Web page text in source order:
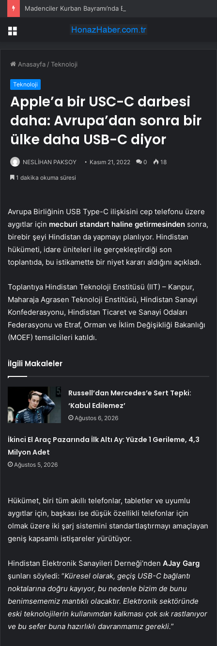
Madenciler Kurban Bayramı’nda Buluştu
Menü
Anasayfa /Teknoloji
Teknoloji
Apple’a bir USC-C darbesi
daha: Avrupa’dan sonra bir
ülke daha USB-C diyor
NESLİHAN PAKSOY Kasım 21, 2022 0 18
1 dakika okuma süresi
Avrupa Birliğinin USB Type-C ilişkisini cep telefonu üzere
aygıtlar için mecburi standart haline getirmesinden sonra,
birebir şeyi Hindistan da yapmayı planlıyor. Hindistan
hükümeti, idare üniteleri ile gerçekleştirdiği son
toplantıda, bu istikamette bir niyet kararı aldığını açıkladı.
Toplantıya Hindistan Teknoloji Enstitüsü (IIT) – Kanpur,
Maharaja Agrasen Teknoloji Enstitüsü, Hindistan Sanayi
Konfederasyonu, Hindistan Ticaret ve Sanayi Odaları
Federasyonu ve Etraf, Orman ve İklim Değişikliği Bakanlığı
(MOEF) temsilcileri katıldı.
İlgili Makaleler
Russell’dan Mercedes’e Sert Tepki:
‘Kabul Edilemez’
Ağustos 6, 2026
İkinci El Araç Pazarında İlk Altı Ay: Yüzde 1 Gerileme, 4,3
Milyon Adet
Ağustos 5, 2026
Hükümet, biri tüm akıllı telefonlar, tabletler ve uyumlu
aygıtlar için, başkası ise düşük özellikli telefonlar için
olmak üzere iki şarj sistemini standartlaştırmayı amaçlayan
geniş kapsamlı istişareler yürütüyor.
Hindistan Elektronik Sanayileri Derneği’nden AJay Garg
şunları söyledi: “Küresel olarak, geçiş USB-C bağlantı
noktalarına doğru kayıyor, bu nedenle bizim de bunu
benimsememiz mantıklı olacaktır. Elektronik sektöründe
eski teknolojilerin kullanımdan kalkması çok sık rastlanıyor
ve bu sefer buna hazırlıklı davranmamız gerekli.”